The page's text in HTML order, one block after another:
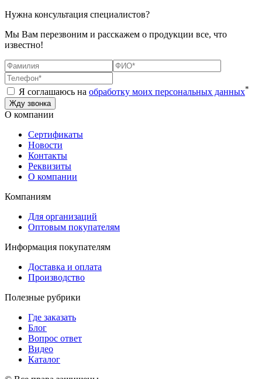
Нужна консультация специалистов?
Мы Вам перезвоним и расскажем о продукции все, что
известно!
Я соглашаюсь на обработку моих персональных данных*
О компании
Сертификаты
Новости
Контакты
Реквизиты
О компании
Компаниям
Для организаций
Оптовым покупателям
Информация покупателям
Доставка и оплата
Производство
Полезные рубрики
Где заказать
Блог
Вопрос ответ
Видео
Каталог